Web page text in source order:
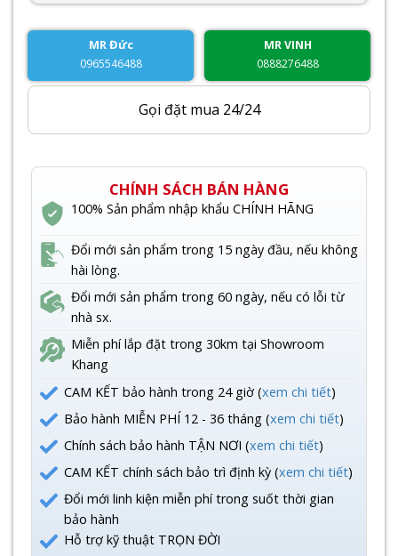
MR Đức
0965546488
MR VINH
0888276488
Gọi đặt mua 24/24
CHÍNH SÁCH BÁN HÀNG
100% Sản phẩm nhập khẩu CHÍNH HÃNG
Đổi mới sản phẩm trong 15 ngày đầu, nếu không
hài lòng.
Đổi mới sản phẩm trong 60 ngày, nếu có lỗi từ
nhà sx.
Miễn phí lắp đặt trong 30km tại Showroom
Khang
CAM KẾT bảo hành trong 24 giờ (xem chi tiết)
Bảo hành MIỄN PHÍ 12 - 36 tháng (xem chi tiết)
Chính sách bảo hành TẬN NƠI (xem chi tiết)
CAM KẾT chính sách bảo trì định kỳ (xem chi tiết)
Đổi mới linh kiện miễn phí trong suốt thời gian
bảo hành
Hỗ trợ kỹ thuật TRỌN ĐỜI